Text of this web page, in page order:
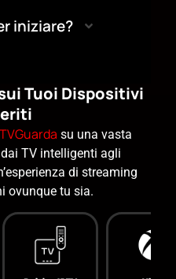
iniziare?
Tuoi Dispositivi
su una vasta
TV intelligenti agli
di streaming
ovunque tu sia.